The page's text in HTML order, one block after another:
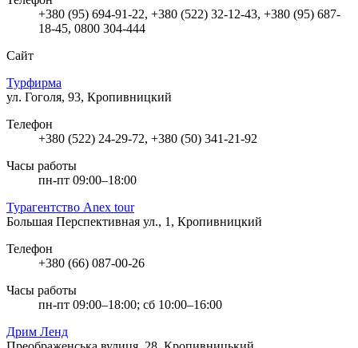
+380 (95) 694-91-22, +380 (522) 32-12-43, +380 (95) 687-
18-45, 0800 304-444
Сайт
Турфирма
ул. Гоголя, 93, Кропивницкий
Телефон
+380 (522) 24-29-72, +380 (50) 341-21-92
Часы работы
пн-пт 09:00–18:00
Турагентство Anex tour
Большая Перспективная ул., 1, Кропивницкий
Телефон
+380 (66) 087-00-26
Часы работы
пн-пт 09:00–18:00; сб 10:00–16:00
Дрим Ленд